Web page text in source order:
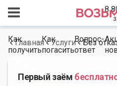
8
Как
получить
Как
погасить
Вопрос-
ответ
Главная Услуги Без
Первый заём